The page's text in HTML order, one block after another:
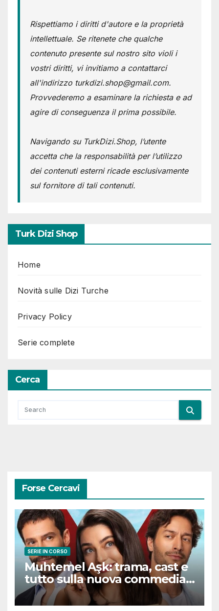
Rispettiamo i diritti d'autore e la proprietà
intellettuale. Se ritenete che qualche
contenuto presente sul nostro sito violi i
vostri diritti, vi invitiamo a contattarci
all'indirizzo turkdizi.shop@gmail.com.
Provvederemo a esaminare la richiesta e ad
agire di conseguenza il prima possibile.
Navigando su TurkDizi.Shop, l’utente
accetta che la responsabilità per l’utilizzo
dei contenuti esterni ricade esclusivamente
sul fornitore di tali contenuti.
Turk Dizi Shop
Home
Novità sulle Dizi Turche
Privacy Policy
Serie complete
Cerca
Forse Cercavi
SERIE IN CORSO
Muhtemel Aşk: trama, cast e
tutto sulla nuova commedia
romantica turca che
conquisterà il pubblico